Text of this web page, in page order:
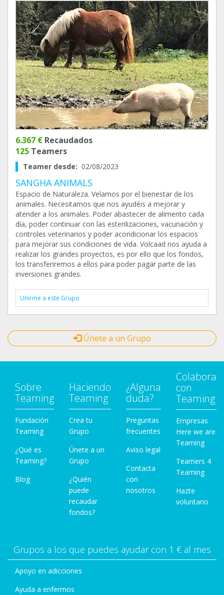
6.367 € Recaudados
125 Teamers
Teamer desde: 02/08/2023
SANGHA ANIMALS
Espacio de Naturaleza. Velamos por el bienestar de los
animales. Necesitamos que nos ayudéis a mejorar y
atender a los animales. Poder abastecer de alimento cada
día, poder continuar con las esterilizaciones, vacunación y
controles veterinarios y poder acondicionar los espacios
para mejorar sus condiciones de vida. Volcaad nos ayuda a
realizar los grandes proyectos, es por ello que los fondos,
los transferiremos a ellos para poder pagar parte de las
inversiones grandes.
Unirme a este Grupo
Únete a un Grupo
Sobre
Teaming
Fundación
Teaming
¿Qué es
Teaming?
Blog
Haciendo
Teaming
Crea tu
Grupo
Únete a un
Grupo
¿Quién
puede
recaudar
fondos?
¿Alguna
duda?
Preguntas
frecuentes
Aviso legal
Contacta
con
nosotros
Colabora
con
Teaming
Empresas
Here we are
Teaming
Teamers 4
Teaming
Hazte
voluntario
Grupos a los que puedes ayudar con 1 € al mes
Apoyo en adicciones
Ayuda a enfermos